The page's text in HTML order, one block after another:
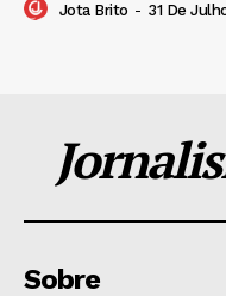
Jota Brito - 31 De
Sobre